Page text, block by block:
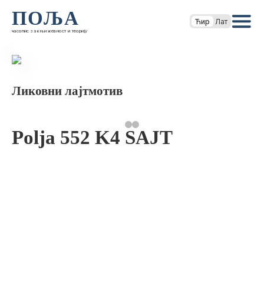
ПОЉА
часопис за књижевност и теорију
Ћир Лат
Ликовни лајтмотив
Polja 552 K4 SAJT